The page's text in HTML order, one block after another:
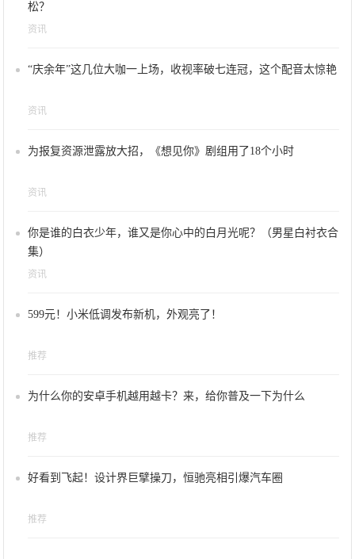
松？
资讯
“庆余年”这几位大咖一上场，收视率破七连冠，这个配音太惊艳
资讯
为报复资源泄露放大招，《想见你》剧组用了18个小时
资讯
你是谁的白衣少年，谁又是你心中的白月光呢？（男星白衬衣合
集）
资讯
599元！小米低调发布新机，外观亮了！
推荐
为什么你的安卓手机越用越卡？来，给你普及一下为什么
推荐
好看到飞起！设计界巨擘操刀，恒驰亮相引爆汽车圈
推荐